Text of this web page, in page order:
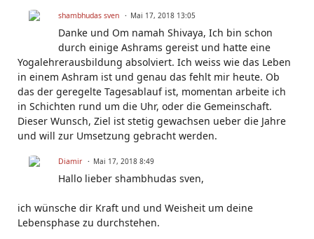
shambhudas sven Mai 17, 2018 13:05
Danke und Om namah Shivaya, Ich bin schon
durch einige Ashrams gereist und hatte eine
Yogalehrerausbildung absolviert. Ich weiss wie das Leben
in einem Ashram ist und genau das fehlt mir heute. Ob
das der geregelte Tagesablauf ist, momentan arbeite ich
in Schichten rund um die Uhr, oder die Gemeinschaft.
Dieser Wunsch, Ziel ist stetig gewachsen ueber die Jahre
und will zur Umsetzung gebracht werden.
Diamir Mai 17, 2018 8:49
Hallo lieber shambhudas sven,
ich wünsche dir Kraft und und Weisheit um deine
Lebensphase zu durchstehen.